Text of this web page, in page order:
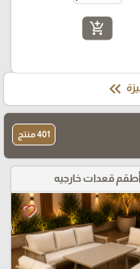
add_shopping_cart
keyboard_double_arrow_left
401 منتج
أطقم قعدات خارجيه
favorite_border